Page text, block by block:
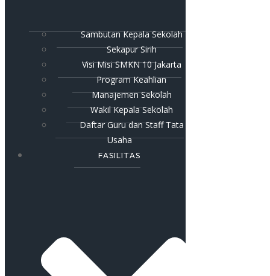
Sambutan Kepala Sekolah
Sekapur Sirih
Visi Misi SMKN 10 Jakarta
Program Keahlian
Manajemen Sekolah
Wakil Kepala Sekolah
Daftar Guru dan Staff Tata
Usaha
FASILITAS